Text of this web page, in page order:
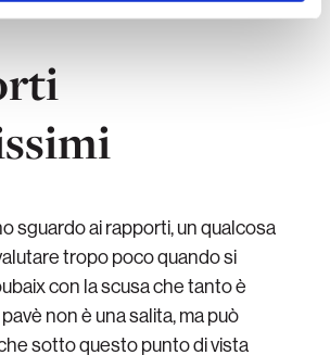
sguardo ai rapporti, un qualcosa
tropo poco quando si
con la scusa che tanto è
non è una salita, ma può
sotto questo punto di vista